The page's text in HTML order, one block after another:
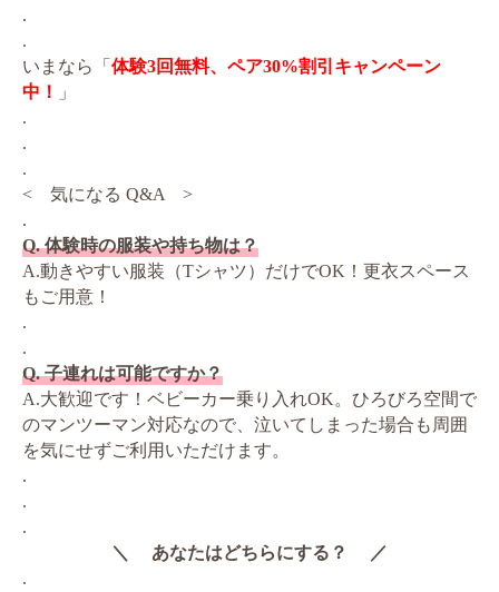
.
.
いまなら「 体験3回無料、ペア30%割引キャンペーン
中！
」
.
.
.
< 気になる Q&A >
.
Q. 体験時の服装や持ち物は？
A.動きやすい服装（Tシャツ）だけでOK！更衣スペース
もご用意！
.
.
Q. 子連れは可能ですか？
A.大歓迎です！ベビーカー乗り入れOK。ひろびろ空間で
のマンツーマン対応なので、泣いてしまった場合も周囲
を気にせずご利用いただけます。
.
.
.
＼ あなたはどちらにする？ ／
.